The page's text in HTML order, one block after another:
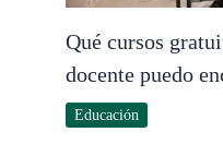
Qué cursos
docente puedo
Educación